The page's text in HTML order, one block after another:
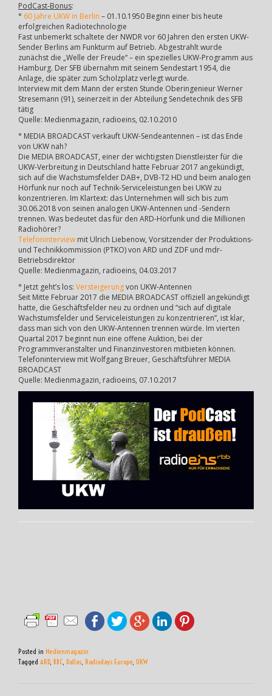
PodCast-Bonus:
° 60 Jahre UKW in Berlin – 01.10.1950 Beginn einer bis heute
erfolgreichen Radiotechnologie
Fast unbemerkt schaltete der NWDR vor 60 Jahren den ersten UKW-
Sender Berlins am Funkturm auf Betrieb. Abgestrahlt wurde
zunächst die „Welle der Freude“ – ein spezielles UKW-Programm aus
Hamburg. Der SFB übernahm mit seinem Sendestart 1954, die
Anlage, die später zum Scholzplatz verlegt wurde.
Interview mit dem Mann der ersten Stunde Oberingenieur Werner
Stresemann (91), seinerzeit in der Abteilung Sendetechnik des SFB
tätig
Quelle: Medienmagazin, radioeins, 02.10.2010
° MEDIA BROADCAST verkauft UKW-Sendeantennen – ist das Ende
von UKW nah?
Die MEDIA BROADCAST, einer der wichtigsten Dienstleister für die
UKW-Verbreitung in Deutschland hatte Februar 2017 angekündigt,
sich auf die Wachstumsfelder DAB+, DVB-T2 HD und beim analogen
Hörfunk nur noch auf Technik-Serviceleistungen bei UKW zu
konzentrieren. Im Klartext: das Unternehmen will sich bis zum
30.06.2018 von seinen analogen UKW-Antennen und -Sendern
trennen. Was bedeutet das für den ARD-Hörfunk und die Millionen
Radiohörer?
Telefoninterview mit Ulrich Liebenow, Vorsitzender der Produktions-
und Technikkommission (PTKO) von ARD und ZDF und mdr-
Betriebsdirektor
Quelle: Medienmagazin, radioeins, 04.03.2017
° Jetzt geht’s los: Versteigerungvon UKW-Antennen
Seit Mitte Februar 2017 die MEDIA BROADCAST offiziell angekündigt
hatte, die Geschäftsfelder neu zu ordnen und “sich auf digitale
Wachstumsfelder und Serviceleistungen zu konzentrieren”, ist klar,
dass man sich von den UKW-Antennen trennen würde. Im vierten
Quartal 2017 beginnt nun eine offene Auktion, bei der
Programmveranstalter und Finanzinvestoren mitbieten können.
Telefoninterview mit Wolfgang Breuer, Geschäftsführer MEDIA
BROADCAST
Quelle: Medienmagazin, radioeins, 07.10.2017
Posted in Medienmagazin
Tagged ARD, BBC, Dallas, Radiodays Europe, UKW